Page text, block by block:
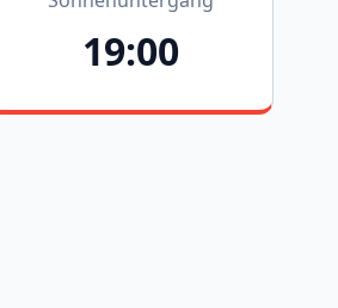
19:00